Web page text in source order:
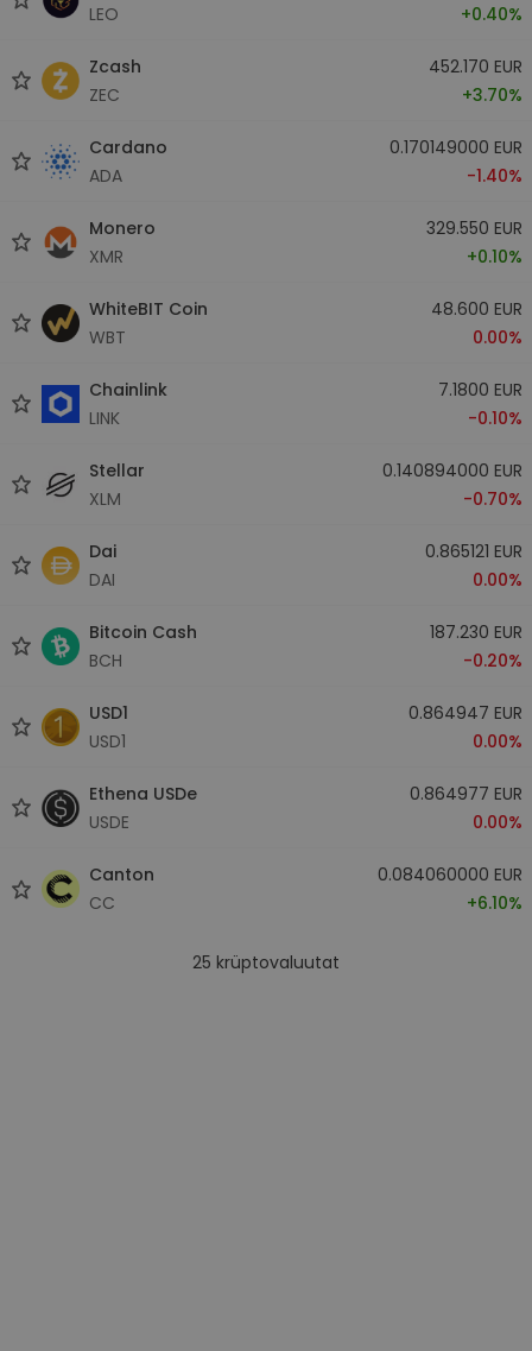
LEO
+0.40%
Zcash
ZEC
452.170 EUR
+3.70%
Cardano
ADA
0.170149000 EUR
-1.40%
Monero
XMR
329.550 EUR
+0.10%
WhiteBIT Coin
WBT
48.600 EUR
0.00%
Chainlink
LINK
7.1800 EUR
-0.10%
Stellar
XLM
0.140894000 EUR
-0.70%
Dai
DAI
0.865121 EUR
0.00%
Bitcoin Cash
BCH
187.230 EUR
-0.20%
USD1
USD1
0.864947 EUR
0.00%
Ethena USDe
USDE
0.864977 EUR
0.00%
Canton
CC
0.084060000 EUR
+6.10%
25 krüptovaluutat